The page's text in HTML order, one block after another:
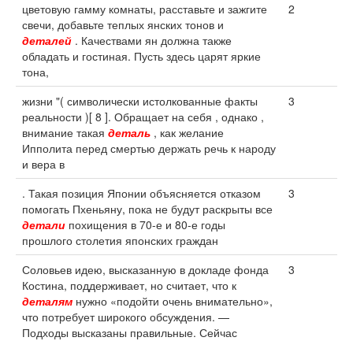
цветовую гамму комнаты, расставьте и зажгите
свечи, добавьте теплых янских тонов и
деталей . Качествами ян должна также
обладать и гостиная. Пусть здесь царят яркие
тона,
2
жизни "( символически истолкованные факты
реальности )[ 8 ]. Обращает на себя , однако ,
внимание такая деталь , как желание
Ипполита перед смертью держать речь к народу
и вера в
3
. Такая позиция Японии объясняется отказом
помогать Пхеньяну, пока не будут раскрыты все
детали похищения в 70-е и 80-е годы
прошлого столетия японских граждан
3
Соловьев идею, высказанную в докладе фонда
Костина, поддерживает, но считает, что к
деталям нужно «подойти очень внимательно»,
что потребует широкого обсуждения. —
Подходы высказаны правильные. Сейчас
3